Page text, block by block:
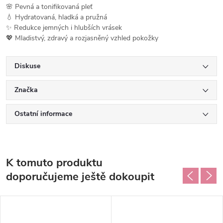
🌸 Pevná a tonifikovaná pleť
💧 Hydratovaná, hladká a pružná
✨ Redukce jemných i hlubších vrásek
💖 Mladistvý, zdravý a rozjasněný vzhled pokožky
Diskuse
Značka
Ostatní informace
K tomuto produktu
doporučujeme ještě dokoupit